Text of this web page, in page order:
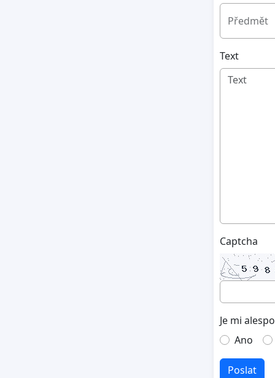
Předmět
Text
Captcha
Je mi
Ano
Poslat